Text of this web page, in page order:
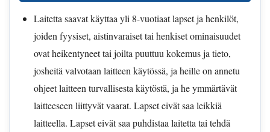
Laitetta saavat käyttaa yli 8-vuotiaat lapset ja henkilöt,
joiden fyysiset, aistinvaraiset tai henkiset ominaisuudet
ovat heikentyneet tai joilta puuttuu kokemus ja tieto,
josheitä valvotaan laitteen käytössä, ja heille on annetu
ohjeet laitteen turvallisesta käytöstä, ja he ymmärtävät
laitteeseen liittyvät vaarat. Lapset eivät saa leikkiä
laitteella. Lapset eivät saa puhdistaa laitetta tai tehdä